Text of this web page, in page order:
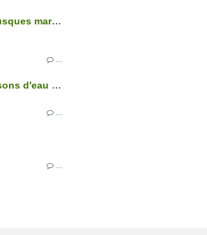
Clé de détermination des Mollusques marins
Clé de détermination des Poissons d'eau douce